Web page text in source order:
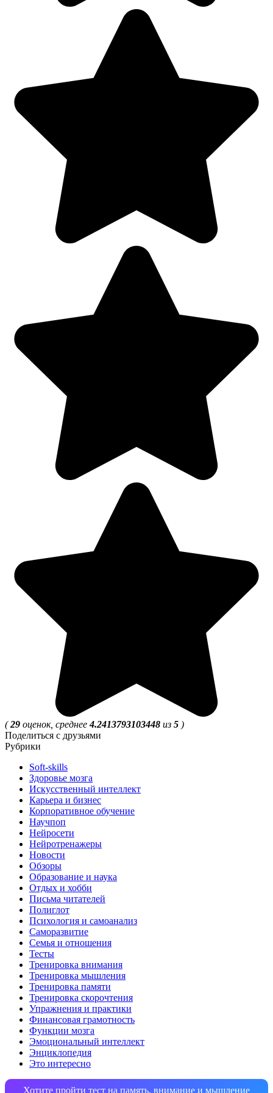
(29 оценок, среднее4.2413793103448 из 5 )
Поделиться с друзьями
Рубрики
Soft-skills
Здоровье мозга
Искусственный интеллект
Карьера и бизнес
Корпоративное обучение
Научпоп
Нейросети
Нейротренажеры
Новости
Обзоры
Образование и наука
Отдых и хобби
Письма читателей
Полиглот
Психология и самоанализ
Саморазвитие
Семья и отношения
Тесты
Тренировка внимания
Тренировка мышления
Тренировка памяти
Тренировка скорочтения
Упражнения и практики
Финансовая грамотность
Функции мозга
Эмоциональный интеллект
Энциклопедия
Это интересно
Хотите пройти тест на память, внимание и мышление